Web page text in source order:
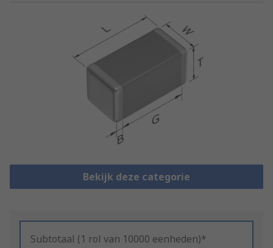
Bekijk deze categorie
Subtotaal (1 rol van 10000 eenheden)*